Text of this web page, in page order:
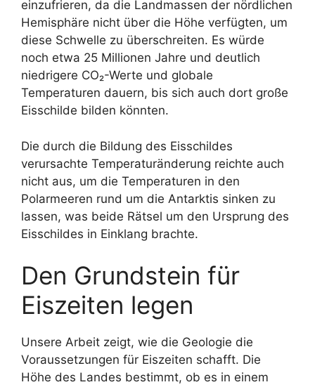
einzufrieren, da die Landmassen der nördlichen
Hemisphäre nicht über die Höhe verfügten, um
diese Schwelle zu überschreiten. Es würde
noch etwa 25 Millionen Jahre und deutlich
niedrigere CO₂-Werte und globale
Temperaturen dauern, bis sich auch dort große
Eisschilde bilden könnten.
Die durch die Bildung des Eisschildes
verursachte Temperaturänderung reichte auch
nicht aus, um die Temperaturen in den
Polarmeeren rund um die Antarktis sinken zu
lassen, was beide Rätsel um den Ursprung des
Eisschildes in Einklang brachte.
Den Grundstein für
Eiszeiten legen
Unsere Arbeit zeigt, wie die Geologie die
Voraussetzungen für Eiszeiten schafft. Die
Höhe des Landes bestimmt, ob es in einem